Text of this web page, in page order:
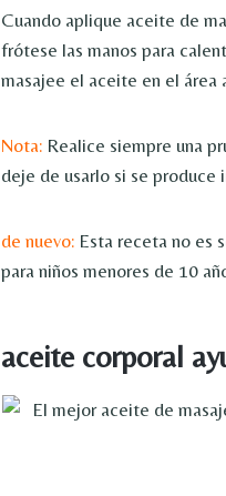
Cuando aplique aceite de
frótese las manos para
masajee el aceite en el área
Nota: Realice siempre una
deje de usarlo si se produce
de nuevo: Esta receta no es
para niños menores de 10
aceite corporal